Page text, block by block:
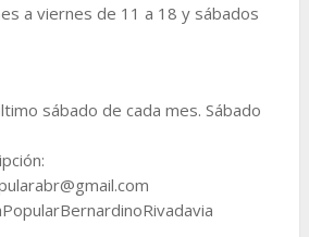
a viernes de 11 a 18 y sábados
sábado de cada mes. Sábado